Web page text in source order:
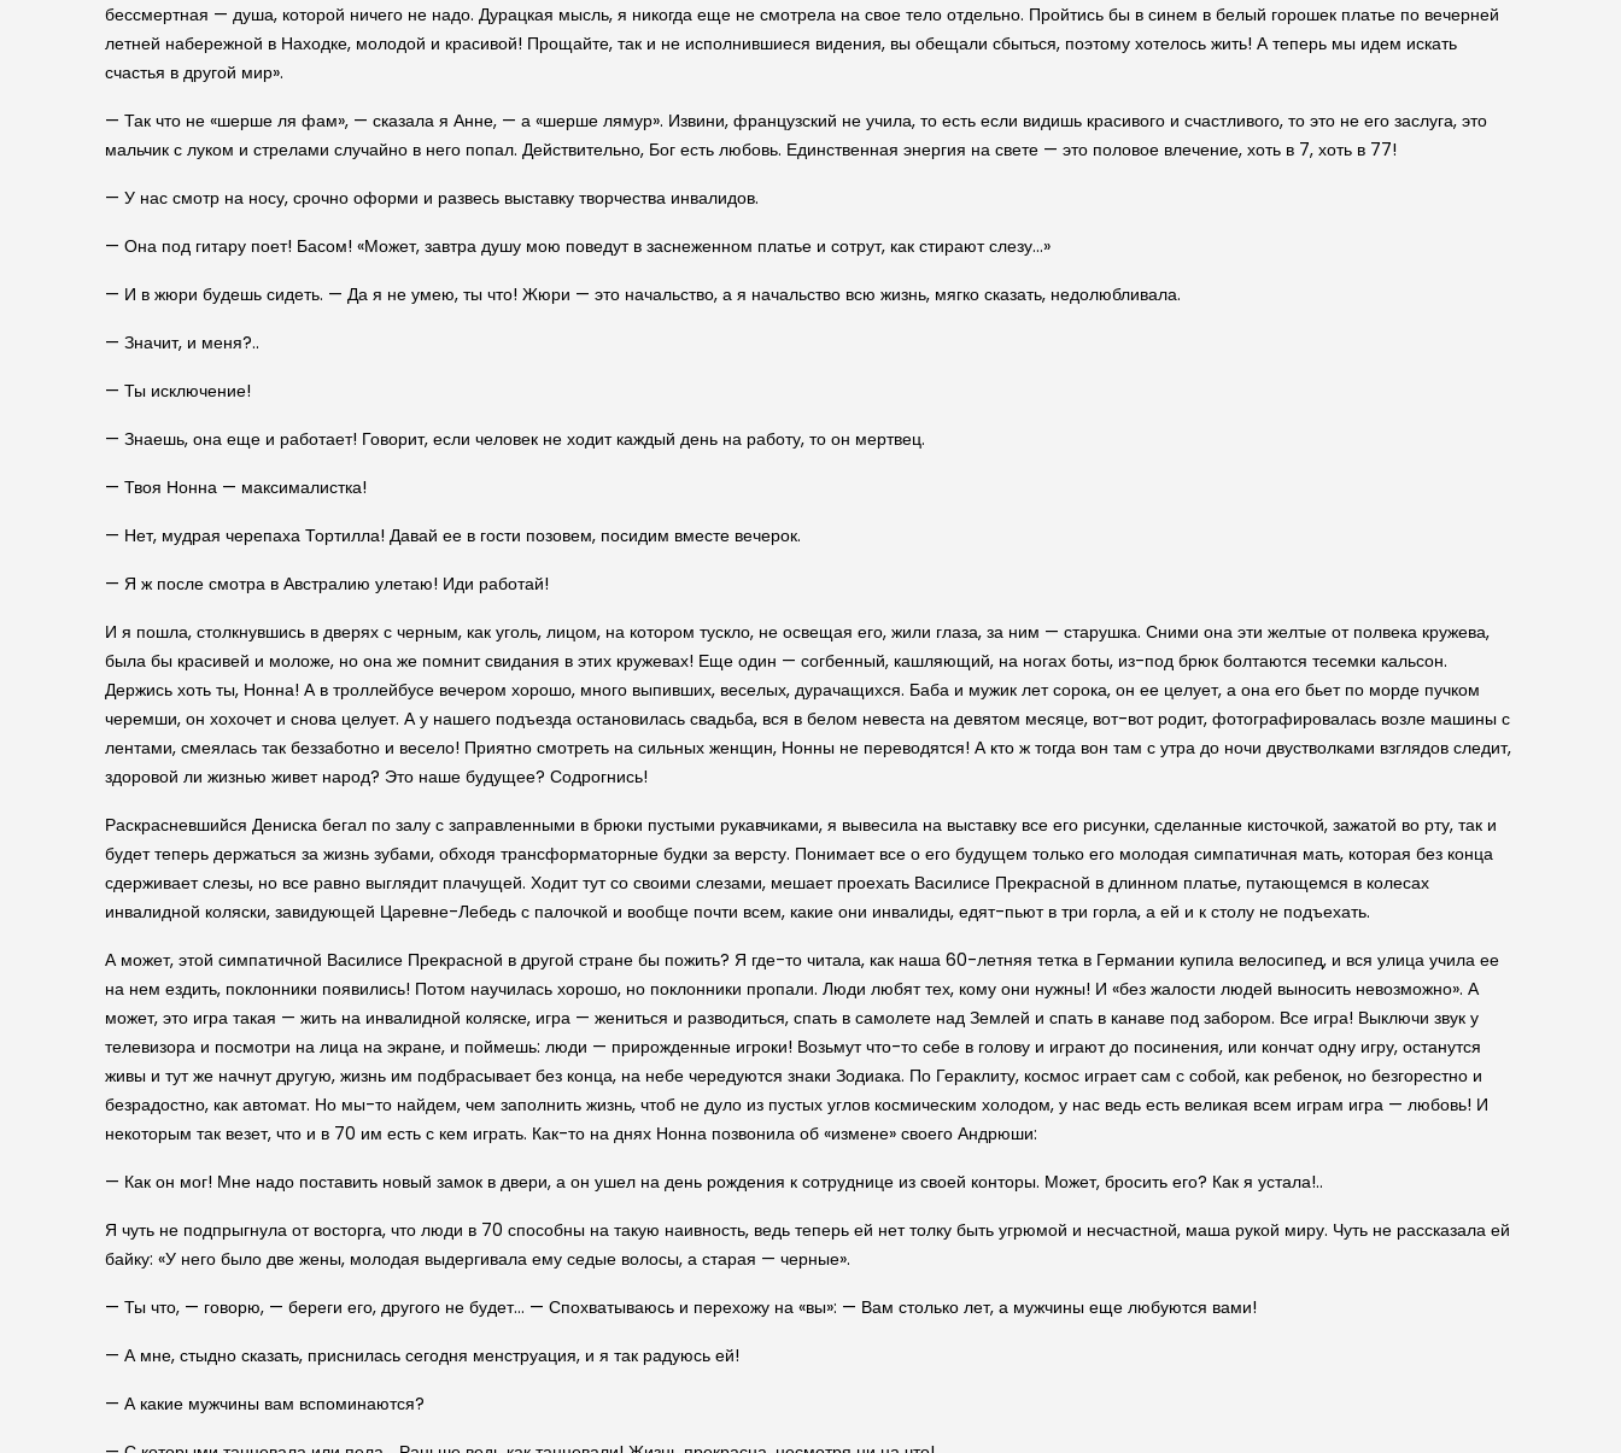
бессмертная — душа, которой ничего не надо. Дурацкая мысль, я никогда еще не смотрела на свое тело отдельно. Пройтись бы в синем в белый горошек платье по вечерней
летней набережной в Находке, молодой и красивой! Прощайте, так и не исполнившиеся видения, вы обещали сбыться, поэтому хотелось жить! А теперь мы идем искать
счастья в другой мир».
— Так что не «шерше ля фам», — сказала я Анне, — а «шерше лямур». Извини, французский не учила, то есть если видишь красивого и счастливого, то это не его заслуга, это
мальчик с луком и стрелами случайно в него попал. Действительно, Бог есть любовь. Единственная энергия на свете — это половое влечение, хоть в 7, хоть в 77!
— У нас смотр на носу, срочно оформи и развесь выставку творчества инвалидов.
— Она под гитару поет! Басом! «Может, завтра душу мою поведут в заснеженном платье и сотрут, как стирают слезу…»
— И в жюри будешь сидеть. — Да я не умею, ты что! Жюри — это начальство, а я начальство всю жизнь, мягко сказать, недолюбливала.
— Значит, и меня?..
— Ты исключение!
— Знаешь, она еще и работает! Говорит, если человек не ходит каждый день на работу, то он мертвец.
— Твоя Нонна — максималистка!
— Нет, мудрая черепаха Тортилла! Давай ее в гости позовем, посидим вместе вечерок.
— Я ж после смотра в Австралию улетаю! Иди работай!
И я пошла, столкнувшись в дверях с черным, как уголь, лицом, на котором тускло, не освещая его, жили глаза, за ним — старушка. Сними она эти желтые от полвека кружева,
была бы красивей и моложе, но она же помнит свидания в этих кружевах! Еще один — согбенный, кашляющий, на ногах боты, из-под брюк болтаются тесемки кальсон.
Держись хоть ты, Нонна! А в троллейбусе вечером хорошо, много выпивших, веселых, дурачащихся. Баба и мужик лет сорока, он ее целует, а она его бьет по морде пучком
черемши, он хохочет и снова целует. А у нашего подъезда остановилась свадьба, вся в белом невеста на девятом месяце, вот-вот родит, фотографировалась возле машины с
лентами, смеялась так беззаботно и весело! Приятно смотреть на сильных женщин, Нонны не переводятся! А кто ж тогда вон там с утра до ночи двустволками взглядов следит,
здоровой ли жизнью живет народ? Это наше будущее? Содрогнись!
Раскрасневшийся Дениска бегал по залу с заправленными в брюки пустыми рукавчиками, я вывесила на выставку все его рисунки, сделанные кисточкой, зажатой во рту, так и
будет теперь держаться за жизнь зубами, обходя трансформаторные будки за версту. Понимает все о его будущем только его молодая симпатичная мать, которая без конца
сдерживает слезы, но все равно выглядит плачущей. Ходит тут со своими слезами, мешает проехать Василисе Прекрасной в длинном платье, путающемся в колесах
инвалидной коляски, завидующей Царевне-Лебедь с палочкой и вообще почти всем, какие они инвалиды, едят-пьют в три горла, а ей и к столу не подъехать.
А может, этой симпатичной Василисе Прекрасной в другой стране бы пожить? Я где-то читала, как наша 60-летняя тетка в Германии купила велосипед, и вся улица учила ее
на нем ездить, поклонники появились! Потом научилась хорошо, но поклонники пропали. Люди любят тех, кому они нужны! И «без жалости людей выносить невозможно». А
может, это игра такая — жить на инвалидной коляске, игра — жениться и разводиться, спать в самолете над Землей и спать в канаве под забором. Все игра! Выключи звук у
телевизора и посмотри на лица на экране, и поймешь: люди — прирожденные игроки! Возьмут что-то себе в голову и играют до посинения, или кончат одну игру, останутся
живы и тут же начнут другую, жизнь им подбрасывает без конца, на небе чередуются знаки Зодиака. По Гераклиту, космос играет сам с собой, как ребенок, но безгорестно и
безрадостно, как автомат. Но мы-то найдем, чем заполнить жизнь, чтоб не дуло из пустых углов космическим холодом, у нас ведь есть великая всем играм игра — любовь! И
некоторым так везет, что и в 70 им есть с кем играть. Как-то на днях Нонна позвонила об «измене» своего Андрюши:
— Как он мог! Мне надо поставить новый замок в двери, а он ушел на день рождения к сотруднице из своей конторы. Может, бросить его? Как я устала!..
Я чуть не подпрыгнула от восторга, что люди в 70 способны на такую наивность, ведь теперь ей нет толку быть угрюмой и несчастной, маша рукой миру. Чуть не рассказала ей
байку: «У него было две жены, молодая выдергивала ему седые волосы, а старая — черные».
— Ты что, — говорю, — береги его, другого не будет… — Спохватываюсь и перехожу на «вы»: — Вам столько лет, а мужчины еще любуются вами!
— А мне, стыдно сказать, приснилась сегодня менструация, и я так радуюсь ей!
— А какие мужчины вам вспоминаются?